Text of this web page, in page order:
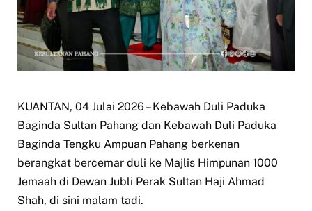
KUANTAN, 04 Julai 2026 – Kebawah Duli Paduka
Baginda Sultan Pahang dan Kebawah Duli Paduka
Baginda Tengku Ampuan Pahang berkenan
berangkat bercemar duli ke Majlis Himpunan 1000
Jemaah di Dewan Jubli Perak Sultan Haji Ahmad
Shah, di sini malam tadi.